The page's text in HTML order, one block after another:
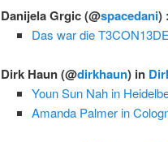
Danijela Grgic(@spacedani) :
Das war die
Dirk Haun(@dirkhaun) in
Youn Sun Nah in
Amanda Palmer in